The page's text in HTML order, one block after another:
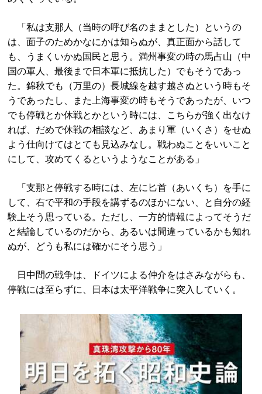
「私は支那人（当時の呼び名のままとした）というの
は、面子のためかなにかは知らぬが、真正面から話して
も、うまくいかぬ国民と思う。満州事変の時の馬占山（中
国の軍人、最後まで日本軍に抵抗した）でもそうであっ
た。錦秋でも（万里の）長城線を越す越さぬという時もそ
うであったし、また上海事変の時もそうであったが、いつ
でも停戦とか休戦とかという時には、こちらが強く出なけ
れば、だめで休戦の相談など、あまり軍（いくさ）をせぬ
よう仕向けてはとても見込みなし。戦わぬことをいいこと
にして、攻めてくるというようなことがある」
「支那と停戦する時には、左に匕首（あいくち）を手に
して、右で平和の手段を講ずるのほかにない、と自分の経
験上そう思っている。ただし、一方的情報によってそうだ
と結論しているのだから、あるいは間違っているかも知れ
ぬが、どうも私には確かにそう思う」
日中間の戦争は、ドイツによる仲介をはさみながらも、
停戦には至らずに、日本は太平洋戦争に突入していく。